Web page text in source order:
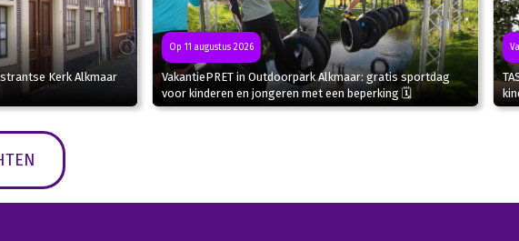
Kerk Alkmaar
Op 11 augustus 2026
VakantiePRET in Outdoorpark Alkmaar: gratis sportdag
voor kinderen en jongeren met een beperking 🗓